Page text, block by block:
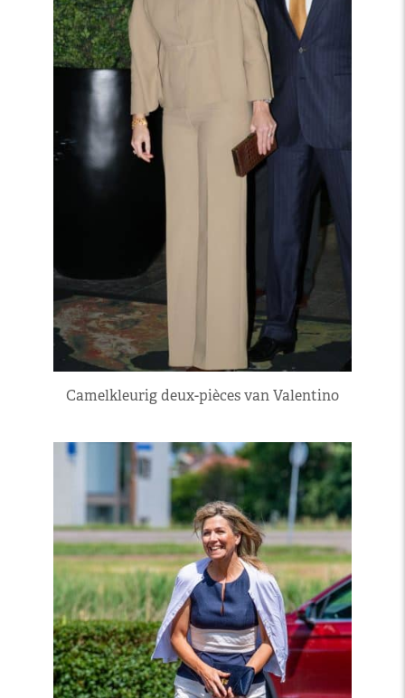
Camelkleurig deux-pièces van Valentino